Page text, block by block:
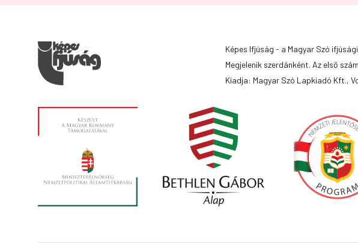
Képes Ifjúság - a Magyar Szó
Megjelenik szerdánként. Az első
Kiadja: Magyar Szó Lapkiadó Kft.,